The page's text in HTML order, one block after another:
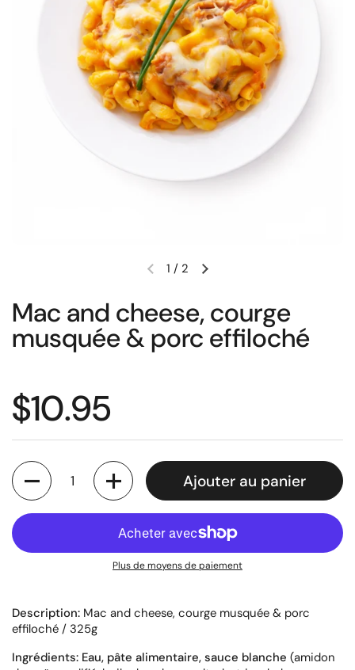
Diapositive précédente
Diapositive suivante
1 / 2
Mac and cheese, courge
musquée & porc effiloché
Prix régulier
$10.95
Quantité
Ajouter au panier
Plus de moyens de paiement
Description: Mac and cheese, courge musquée & porc
effiloché / 325g
Ingrédients: Eau, pâte alimentaire, sauce blanche (amidon